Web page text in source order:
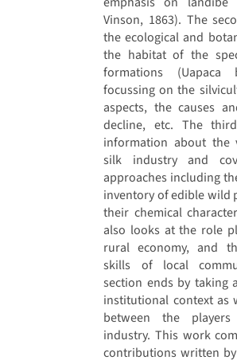
Vinson, 1863). The
the ecological and
the habitat of the
formations
focussing on the
aspects, the causes
decline, etc. The
information about the
silk industry and
approaches including
inventory of edible wild
their chemical
also looks at the role
rural economy, and
skills of local
section ends by taking
institutional context as
between the
industry. This work
contributions written